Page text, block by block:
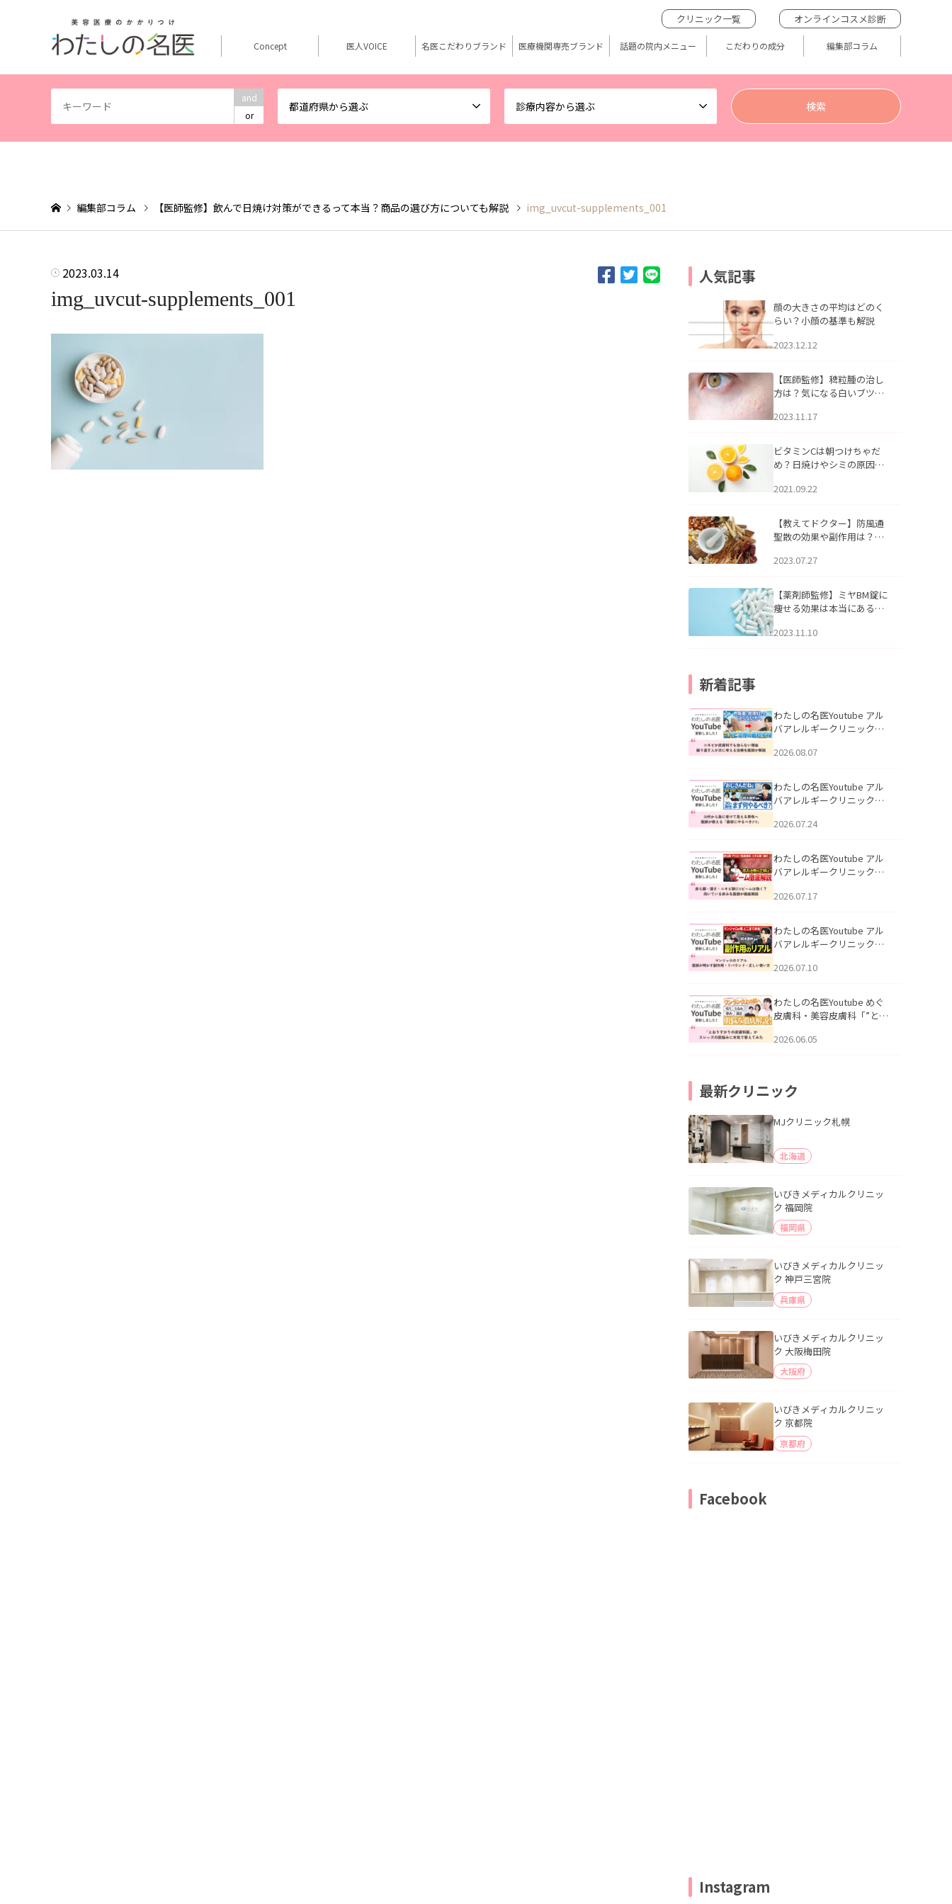
and
or
都道府県から選ぶ 診療内容から選ぶ
クリニック一覧 オンラインコスメ診断
Concept 医人VOICE 名医こだわりブランド 医療機関専売ブランド 話題の院内メニュー こだわりの成分 編集部コラム
編集部コラム 【医師監修】飲んで日焼け対策ができるって本当？商品の選び方についても解説 img_uvcut-supplements_001
2023.03.14
img_uvcut-supplements_001
人気記事
顔の大きさの平均はどのく
らい？小顔の基準も解説
2023.12.12
【医師監修】稗粒腫の治し
方は？気になる白いブツブ
アについて
2023.11.17
ビタミンCは朝つけちゃだ
め？日焼けやシミの原因に
2021.09.22
【教えてドクター】防風通
聖散の効果や副作用は？長
2023.07.27
【薬剤師監修】ミヤBM錠に
痩せる効果は本当にある
2023.11.10
新着記事
わたしの名医Youtube アル
バアレルギークリニック札
らない理由｜繰り返す人が
説」を公開いたしました。
2026.08.07
わたしの名医Youtube アル
バアレルギークリニック札
える男性へ｜医師が教える
公開いたしました。
2026.07.24
わたしの名医Youtube アル
バアレルギークリニック札
跡にVビームは効く？向いて
説」を公開いたしました。
2026.07.17
わたしの名医Youtube アル
バアレルギークリニック札
医師が明かす副作用・リバ
公開いたしました。
2026.07.10
わたしの名医Youtube めぐ
皮膚科・美容皮膚科「”とお
ッズの肌悩みに本気で答え
2026.06.05
最新クリニック
MJクリニック札幌
北海道
いびきメディカルクリニッ
ク 福岡院
福岡県
いびきメディカルクリニッ
ク 神戸三宮院
兵庫県
いびきメディカルクリニッ
ク 大阪梅田院
大阪府
いびきメディカルクリニッ
ク 京都院
京都府
Facebook
Instagram